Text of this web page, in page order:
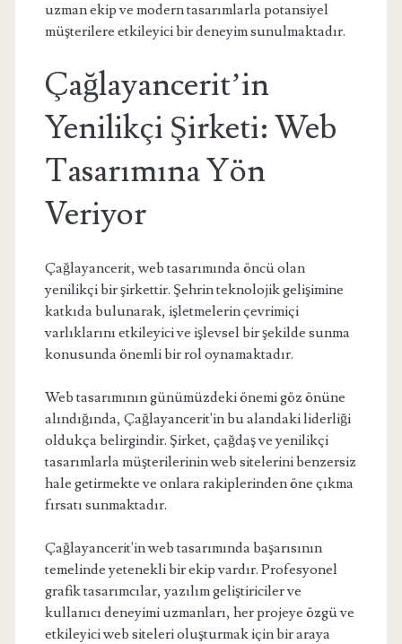
uzman ekip ve modern tasarımlarla potansiyel
müşterilere etkileyici bir deneyim sunulmaktadır.
Çağlayancerit’in
Yenilikçi Şirketi: Web
Tasarımına Yön
Veriyor
Çağlayancerit, web tasarımında öncü olan
yenilikçi bir şirkettir. Şehrin teknolojik gelişimine
katkıda bulunarak, işletmelerin çevrimiçi
varlıklarını etkileyici ve işlevsel bir şekilde sunma
konusunda önemli bir rol oynamaktadır.
Web tasarımının günümüzdeki önemi göz önüne
alındığında, Çağlayancerit'in bu alandaki liderliği
oldukça belirgindir. Şirket, çağdaş ve yenilikçi
tasarımlarla müşterilerinin web sitelerini benzersiz
hale getirmekte ve onlara rakiplerinden öne çıkma
fırsatı sunmaktadır.
Çağlayancerit'in web tasarımında başarısının
temelinde yetenekli bir ekip vardır. Profesyonel
grafik tasarımcılar, yazılım geliştiriciler ve
kullanıcı deneyimi uzmanları, her projeye özgü ve
etkileyici web siteleri oluşturmak için bir araya